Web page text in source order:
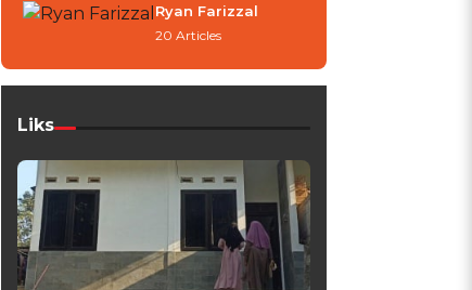
Ryan Farizzal
20 Articles
Liks